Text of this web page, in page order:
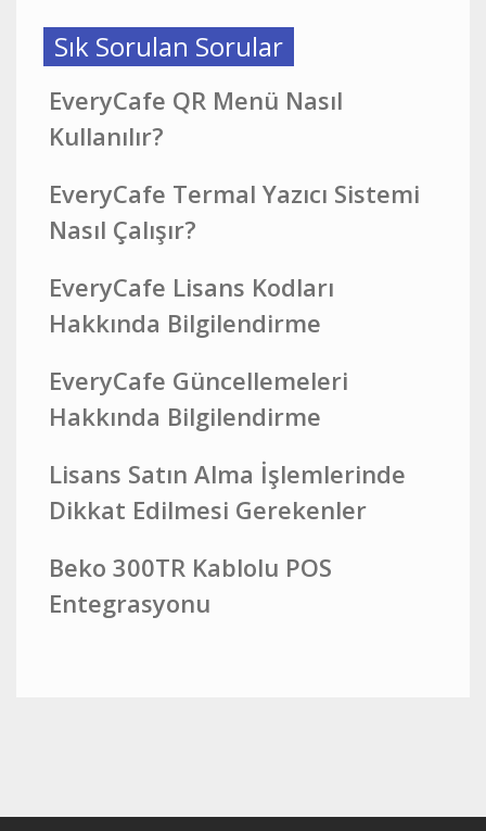
Sık Sorulan Sorular
EveryCafe QR Menü Nasıl
Kullanılır?
EveryCafe Termal Yazıcı Sistemi
Nasıl Çalışır?
EveryCafe Lisans Kodları
Hakkında Bilgilendirme
EveryCafe Güncellemeleri
Hakkında Bilgilendirme
Lisans Satın Alma İşlemlerinde
Dikkat Edilmesi Gerekenler
Beko 300TR Kablolu POS
Entegrasyonu